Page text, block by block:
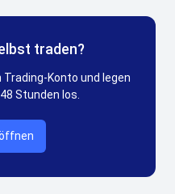
traden?
Konto und legen
Stunden los.